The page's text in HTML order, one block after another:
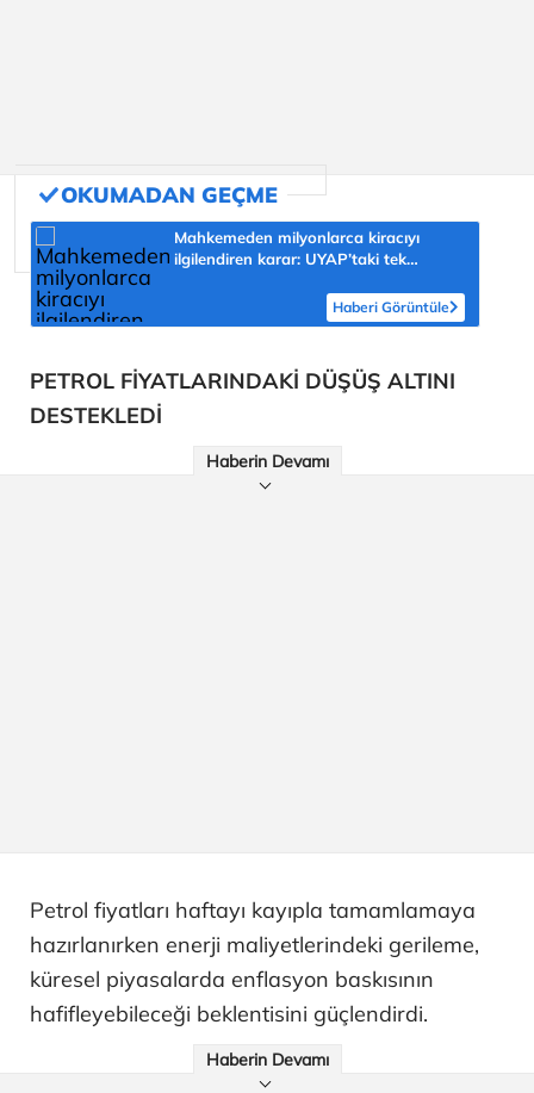
Mahkemeden milyonlarca kiracıyı
ilgilendiren karar: UYAP’taki tek
Haberi Görüntüle
PETROL FİYATLARINDAKİ DÜŞÜŞ ALTINI
DESTEKLEDİ
Haberin Devamı
Petrol fiyatları haftayı kayıpla tamamlamaya
hazırlanırken enerji maliyetlerindeki gerileme,
küresel piyasalarda enflasyon baskısının
hafifleyebileceği beklentisini güçlendirdi.
Haberin Devamı